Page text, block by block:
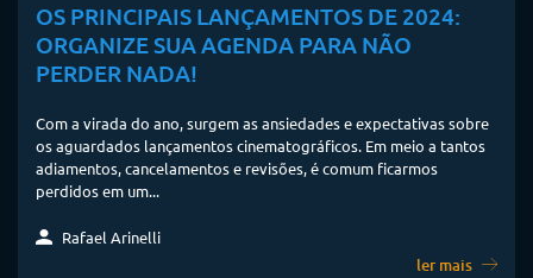
OS PRINCIPAIS LANÇAMENTOS DE 2024:
ORGANIZE SUA AGENDA PARA NÃO
PERDER NADA!
Com a virada do ano, surgem as ansiedades e expectativas sobre
os aguardados lançamentos cinematográficos. Em meio a tantos
adiamentos, cancelamentos e revisões, é comum ficarmos
perdidos em um...
Rafael Arinelli
ler mais